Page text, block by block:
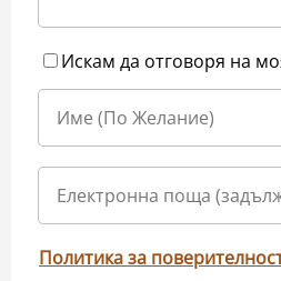
Искам да отговоря на
Политика за